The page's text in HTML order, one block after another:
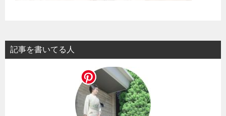
記事を書いてる人